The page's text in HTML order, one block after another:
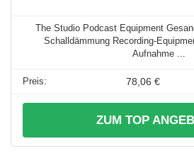
The Studio Podcast Equipment
Schalldämmung Recording-
Aufnahme ...
78,06 €
ZUM TOP